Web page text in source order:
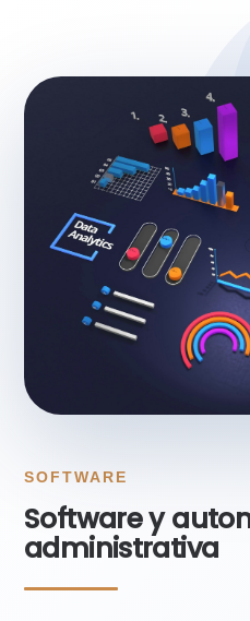
SOFTWARE
Software y
administrativa